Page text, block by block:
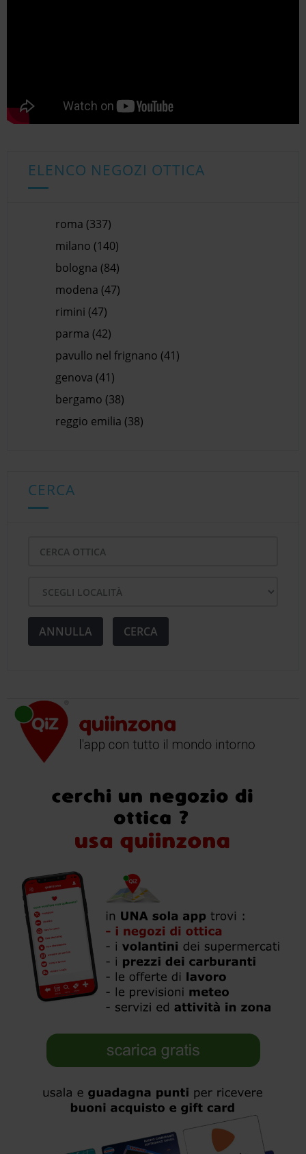
ELENCO NEGOZI OTTICA
roma (337)
milano (140)
bologna (84)
modena (47)
rimini (47)
parma (42)
pavullo nel frignano (41)
genova (41)
bergamo (38)
reggio emilia (38)
CERCA
ANNULLA CERCA